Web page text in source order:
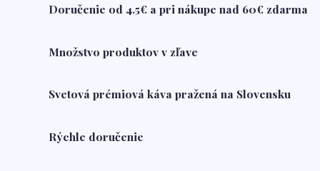
Doručenie od 4.5€ a pri nákupe nad 60€ zdarma
Množstvo produktov v zľave
Svetová prémiová káva pražená na Slovensku
Rýchle doručenie